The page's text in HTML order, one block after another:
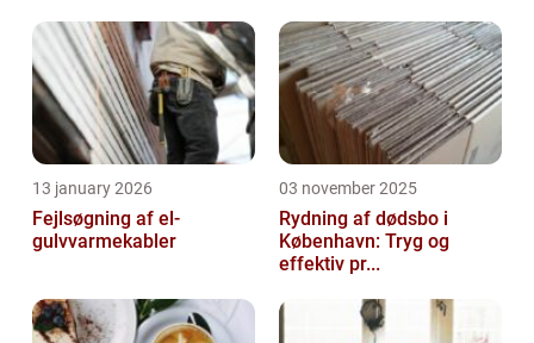
13 january 2026
Fejlsøgning af el-
gulvvarmekabler
03 november 2025
Rydning af dødsbo i
København: Tryg og
effektiv pr...